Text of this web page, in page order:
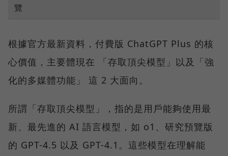
覽
根據官方最新資料，付費版 ChatGPT Plus 的核
心價值，主要體現在 「存取頂尖模型」以及「強
化的多媒體功能」 這 2 大面向。
所謂「存取頂尖模型」，指的是用戶能夠使用最
新、最先進的 AI 語言模型，如 o1、研究預覽版
的 GPT-4.5 以及 GPT-4.1。這些模型在理解能